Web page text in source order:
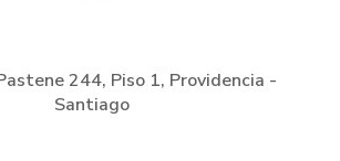
244, Piso 1, Providencia -
Santiago